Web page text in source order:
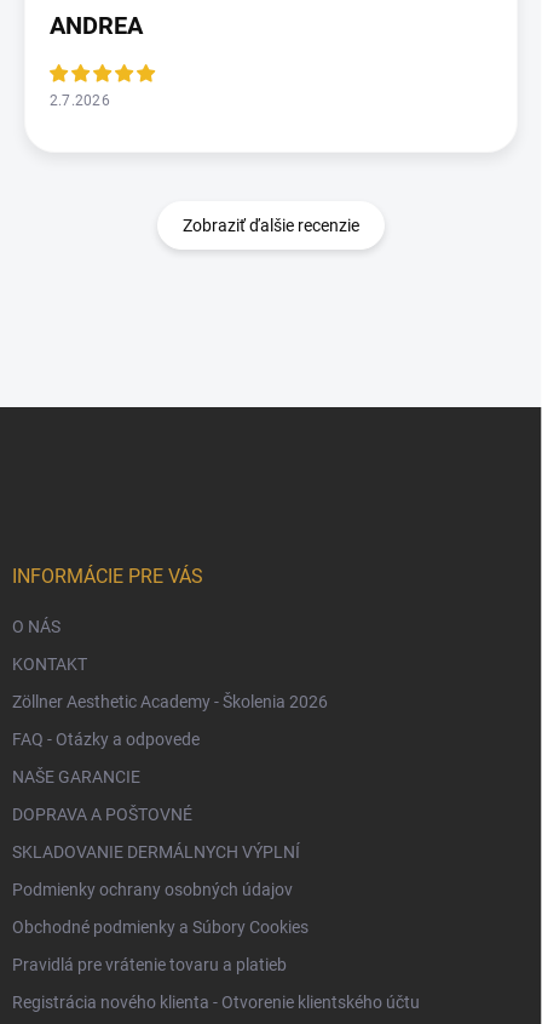
ANDREA
2.7.2026
Zobraziť ďalšie recenzie
INFORMÁCIE PRE VÁS
O NÁS
KONTAKT
Zöllner Aesthetic Academy - Školenia 2026
FAQ - Otázky a odpovede
NAŠE GARANCIE
DOPRAVA A POŠTOVNÉ
SKLADOVANIE DERMÁLNYCH VÝPLNÍ
Podmienky ochrany osobných údajov
Obchodné podmienky a Súbory Cookies
Pravidlá pre vrátenie tovaru a platieb
Registrácia nového klienta - Otvorenie klientského účtu